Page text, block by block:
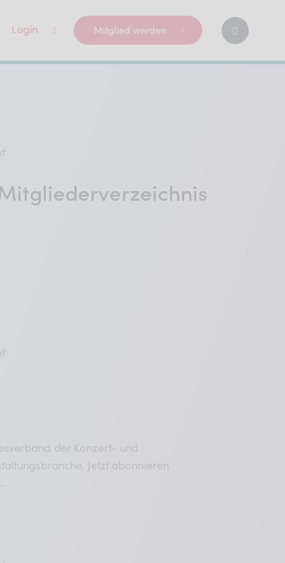
Login Mitglied werden
der Konzert- und
Jetzt abonnieren